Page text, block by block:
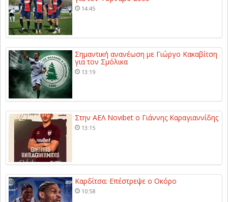
14:45
Σημαντική ανανέωση με Γιώργο Κακαβίτση
για τον Σμόλικα
13:19
Στην ΑΕΛ Novibet ο Γιάννης Καραγιαννίδης
13:15
Καρδίτσα: Επέστρεψε ο Οκόρο
10:58